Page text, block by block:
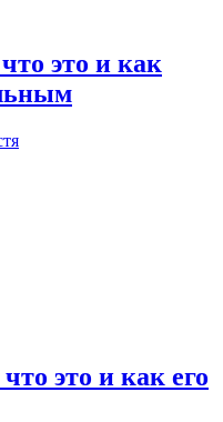
это и как
это и как его